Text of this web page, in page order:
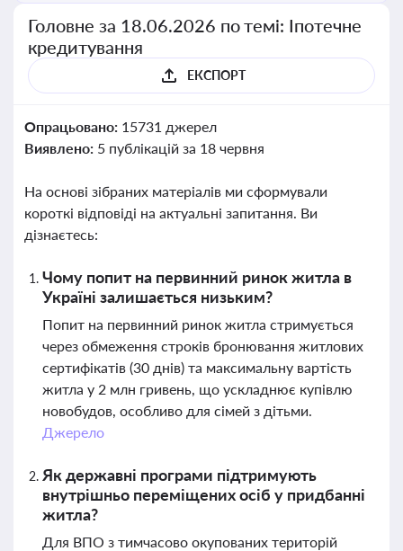
Головне за 18.06.2026 по темі: Іпотечне
кредитування
ЕКСПОРТ
Опрацьовано: 15731 джерел
Виявлено: 5 публікацій за 18 червня
На основі зібраних матеріалів ми сформували
короткі відповіді на актуальні запитання. Ви
дізнаєтесь:
Чому попит на первинний ринок житла в
Україні залишається низьким?
Попит на первинний ринок житла стримується
через обмеження строків бронювання житлових
сертифікатів (30 днів) та максимальну вартість
житла у 2 млн гривень, що ускладнює купівлю
новобудов, особливо для сімей з дітьми.
Джерело
Як державні програми підтримують
внутрішньо переміщених осіб у придбанні
житла?
Для ВПО з тимчасово окупованих територій